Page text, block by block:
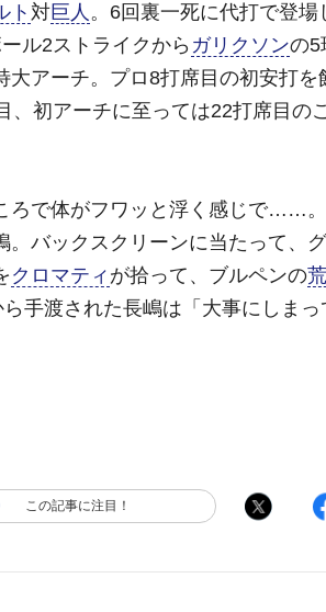
ト 対巨人 。6回裏一死に代打で登場
ル2ストライクから ガリクソンの5
大アーチ。プロ8打席目の初安打を
、初アーチに至っては22打席目の
ろで体がフワッと浮く感じで……
。バックスクリーンに当たって、
クロマティ が拾って、ブルペンの
ら手渡された長嶋は「大事にしま
この記事に注目！